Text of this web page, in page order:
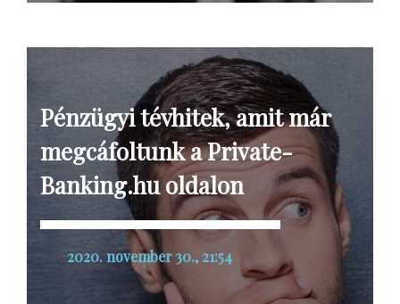
Pénzügyi tévhitek, amit már
megcáfoltunk a Private-
Banking.hu oldalon
2020. november 30., 21:54